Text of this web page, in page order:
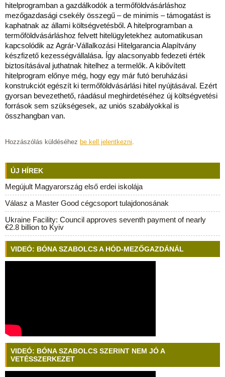
hitelprogramban a gazdálkodók a termőföldvásárláshoz
mezőgazdasági csekély összegű – de minimis – támogatást is
kaphatnak az állami költségvetésből. A hitelprogramban a
termőföldvásárláshoz felvett hitelügyletekhez automatikusan
kapcsolódik az Agrár-Vállalkozási Hitelgarancia Alapítvány
készfizető kezességvállalása. Így alacsonyabb fedezeti érték
biztosításával juthatnak hitelhez a termelők. A kibővített
hitelprogram előnye még, hogy egy már futó beruházási
konstrukciót egészít ki termőföldvásárlási hitel nyújtásával. Ezért
gyorsan bevezethető, ráadásul meghirdetéséhez új költségvetési
források sem szükségesek, az uniós szabályokkal is
összhangban van.
Hozzászólás küldéséhez be kell jelentkezni.
ÚJ HÍREK
Megújult Magyarország első erdei iskolája
Válasz a Master Good cégcsoport tulajdonosának
Ukraine Facility: Council approves seventh payment of nearly
€2.8 billion to Kyiv
VIDEÓ: BÓNA SZABOLCS A HÓD-MEZŐGAZDÁNÁL
VIDEÓ: BÓNA SZABOLCS SZERINT NEM JÓ A
VETÉSSZERKEZET